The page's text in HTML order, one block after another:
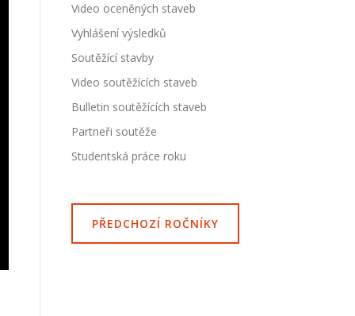
Video oceněných staveb
Vyhlášení výsledků
Soutěžící stavby
Video soutěžících staveb
Bulletin soutěžících staveb
Partneři soutěže
Studentská práce roku
PŘEDCHOZÍ ROČNÍKY